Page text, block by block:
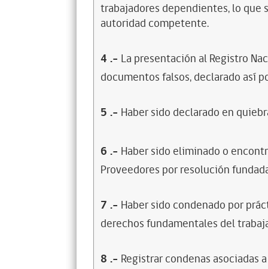
trabajadores dependientes, lo
autoridad competente.
4 .- La presentación al Registro
documentos falsos, declarado así
5 .- Haber sido declarado en
6 .- Haber sido eliminado o
Proveedores por resolución
7 .- Haber sido condenado por
derechos fundamentales del
8 .- Registrar condenas asociadas